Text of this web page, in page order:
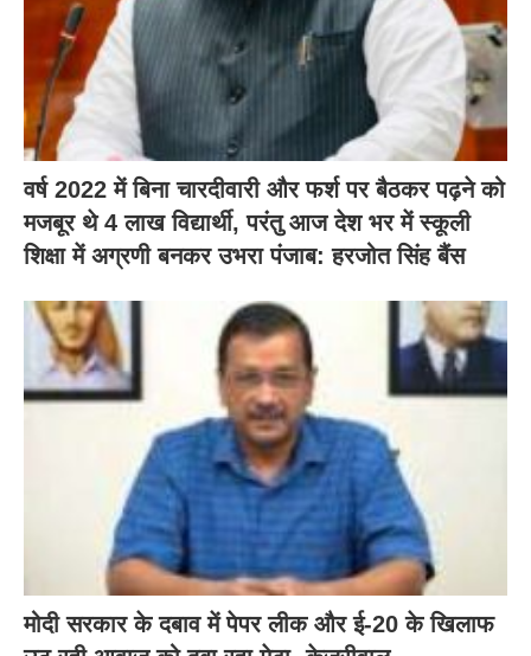
वर्ष 2022 में बिना चारदीवारी और फर्श पर बैठकर पढ़ने को
मजबूर थे 4 लाख विद्यार्थी, परंतु आज देश भर में स्कूली
शिक्षा में अग्रणी बनकर उभरा पंजाब: हरजोत सिंह बैंस
मोदी सरकार के दबाव में पेपर लीक और ई-20 के खिलाफ